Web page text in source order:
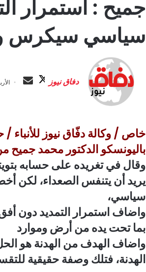
جميح : استمرار
سياسي سيكرس
دفاق نيوز
ا
ب
ى
X
ي
د
إ
ل
ر
و
ن
ي
ا
الأربعاء 3 أغسطس
خاص / وكالة دفّاق نيوز للأنباء
باليونسكو الدكتور محمد جميح
وقال في تغريده على حسابه
يريد أن يتنفس الصعداء، لكن
سياسي،
واضاف استمرار التمديد دون
بما تحت يده من أرض وموارد
واضاف الهدف من الهدنة هو
الهدنة، فتلك وصفة حقيقية